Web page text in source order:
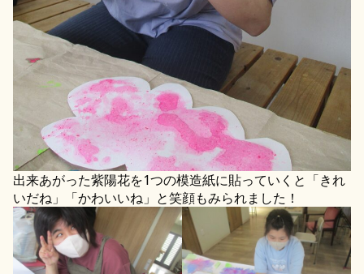
出来あがった紫陽花を1つの模造紙に貼っていくと「きれ
いだね」「かわいいね」と笑顔もみられました！